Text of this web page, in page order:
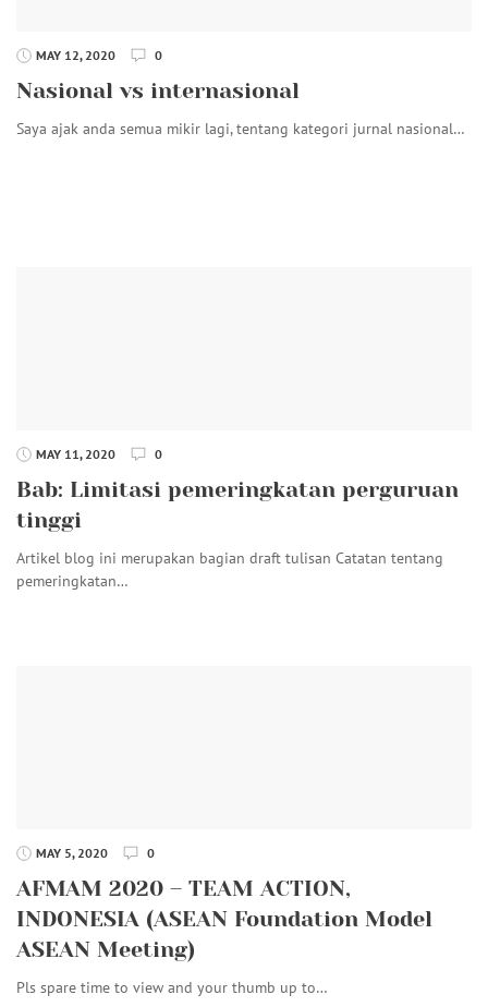
MAY 12, 2020 0
Nasional vs internasional
Saya ajak anda semua mikir lagi, tentang kategori jurnal nasional…
MAY 11, 2020 0
Bab: Limitasi pemeringkatan perguruan
tinggi
Artikel blog ini merupakan bagian draft tulisan Catatan tentang
pemeringkatan…
MAY 5, 2020 0
AFMAM 2020 – TEAM ACTION,
INDONESIA (ASEAN Foundation Model
ASEAN Meeting)
Pls spare time to view and your thumb up to…